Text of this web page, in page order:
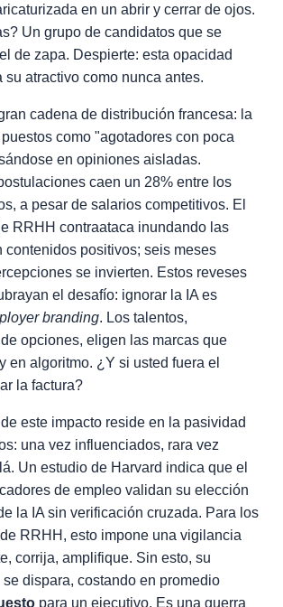
en un abrir y cerrar de ojos.
Un grupo de candidatos que se
de zapa. Despierte: esta opacidad
su atractivo como nunca antes.
cadena de distribución francesa: la
puestos como "agotadores con poca
en opiniones aisladas.
caen un 28% entre los
a pesar de salarios competitivos. El
RRHH contraataca inundando las
contenidos positivos; seis meses
se invierten. Estos reveses
el desafío: ignorar la IA es
branding. Los talentos,
opciones, eligen las marcas que
en algoritmo. ¿Y si usted fuera el
la factura?
este impacto reside en la pasividad
una vez influenciados, rara vez
Un estudio de Harvard indica que el
de empleo validan su elección
la IA sin verificación cruzada. Para los
RRHH, esto impone una vigilancia
corrija, amplifique. Sin esto, su
dispara, costando en promedio
para un ejecutivo. Es una guerra